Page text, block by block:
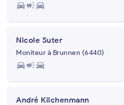
directions_carcampaigndirections_car
Nicole Suter
Moniteur à Brunnen (6440)
directions_carcampaigndirections_car
André Kilchenmann